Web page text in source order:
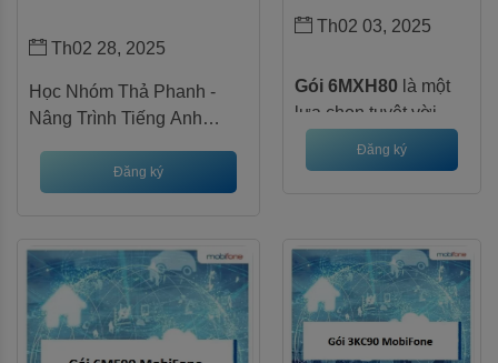
Th02 28, 2025
Học Nhóm Thả Phanh -
Nâng Trình Tiếng Anh
Đăng ký
Th02 03, 2025
Gói 6MXH80 là một
lựa chọn tuyệt vời
dành cho những ai
yêu thích xem video
được tận hưởng
180GB data tốc độ
cao trong 6 tháng, đặc
biệt không giới hạn
dung lượng truy cập
Đăng ký